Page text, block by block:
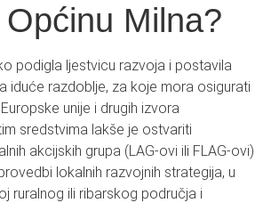
Milna?
podigla ljestvicu razvoja i postavila
iduće razdoblje, za koje mora osigurati
unije i drugih izvora
sredstvima lakše je ostvariti
akcijskih grupa (LAG-ovi ili FLAG-ovi)
lokalnih razvojnih strategija, u
ruralnog ili ribarskog područja i